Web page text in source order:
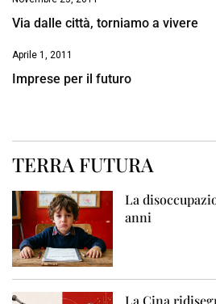
Via dalle città, torniamo a vivere
Aprile 1, 2011
Imprese per il futuro
TERRA FUTURA
La
anni